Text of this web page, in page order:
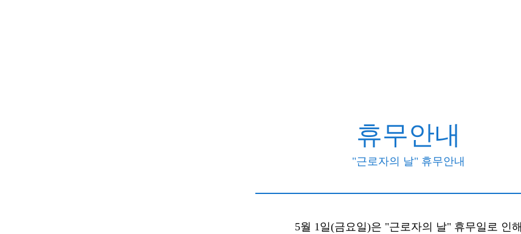
휴무안내
"근로자의 날" 휴무안내
5월 1일(금요일)은 "근로자의 날" 휴무일로 인해